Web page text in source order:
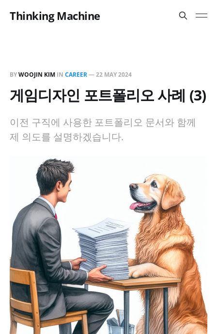
Thinking Machine
BYWOOJIN KIM IN CAREER—22 MAY 2024
게임디자인 포트폴리오 사례 (3)
이전 구직에 사용한 포트폴리오 문서와 함께
제 의도를 설명하겠습니다.